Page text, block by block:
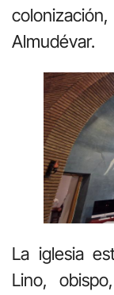
Almudévar.
La iglesia
Lino,